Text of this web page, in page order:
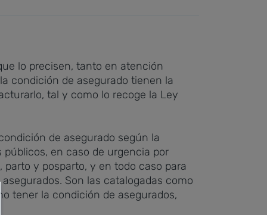
lo precisen, tanto en atención
condición de asegurado tienen la
tal y como lo recoge la Ley
de asegurado según la
en caso de urgencia por
y posparto, y en todo caso para
Son las catalogadas como
tener la condición de asegurados,